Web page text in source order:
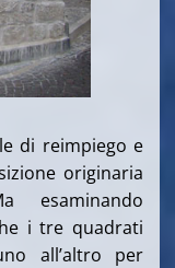
di reimpiego e
originaria
esaminando
i tre quadrati
all’altro per